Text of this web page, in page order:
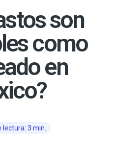
son
como
en
3 min.